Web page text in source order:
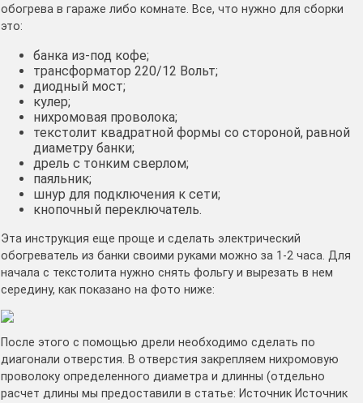
обогрева в гараже либо комнате. Все, что нужно для сборки
это:
банка из-под кофе;
трансформатор 220/12 Вольт;
диодный мост;
кулер;
нихромовая проволока;
текстолит квадратной формы со стороной, равной
диаметру банки;
дрель с тонким сверлом;
паяльник;
шнур для подключения к сети;
кнопочный переключатель.
Эта инструкция еще проще и сделать электрический
обогреватель из банки своими руками можно за 1-2 часа. Для
начала с текстолита нужно снять фольгу и вырезать в нем
середину, как показано на фото ниже:
После этого с помощью дрели необходимо сделать по
диагонали отверстия. В отверстия закрепляем нихромовую
проволоку определенного диаметра и длинны (отдельно
расчет длины мы предоставили в статье: Источник Источник